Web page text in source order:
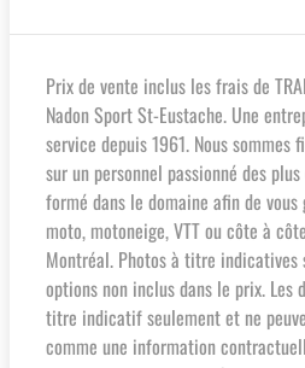
Prix de vente inclus les frais de
Nadon Sport St-Eustache. Une
service depuis 1961. Nous sommes
sur un personnel passionné des
formé dans le domaine afin de
moto, motoneige, VTT ou côte à
Montréal. Photos à titre indicatives
options non inclus dans le prix. Les
titre indicatif seulement et ne
comme une information